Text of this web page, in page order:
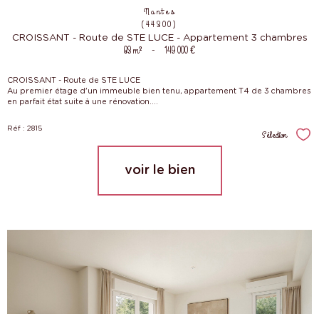
Nantes
(44300)
CROISSANT - Route de STE LUCE - Appartement 3 chambres
83 m² - 149 000 €
CROISSANT - Route de STE LUCE
Au premier étage d'un immeuble bien tenu, appartement T4 de 3 chambres
en parfait état suite à une rénovation....
Réf : 2815
Sélection
voir le bien